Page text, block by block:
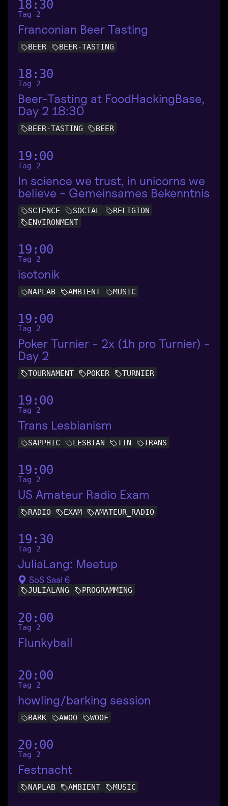
18:30
Tag 2
Franconian Beer Tasting
BEER BEER-TASTING
18:30
Tag 2
Beer-Tasting at FoodHackingBase,
Day 2 18:30
BEER-TASTING BEER
19:00
Tag 2
In science we trust, in unicorns we
believe - Gemeinsames Bekenntnis
SCIENCE SOCIAL
RELIGION
ENVIRONMENT
19:00
Tag 2
isotonik
NAPLAB AMBIENT MUSIC
19:00
Tag 2
Poker Turnier - 2x (1h pro Turnier) -
Day 2
TOURNAMENT POKER TURNIER
19:00
Tag 2
Trans Lesbianism
SAPPHIC LESBIAN TIN TRANS
19:00
Tag 2
US Amateur Radio Exam
RADIO EXAM AMATEUR_RADIO
19:30
Tag 2
JuliaLang: Meetup
SoS Saal 6
JULIALANG PROGRAMMING
20:00
Tag 2
Flunkyball
20:00
Tag 2
howling/barking session
BARK AWOO WOOF
20:00
Tag 2
Festnacht
NAPLAB AMBIENT MUSIC